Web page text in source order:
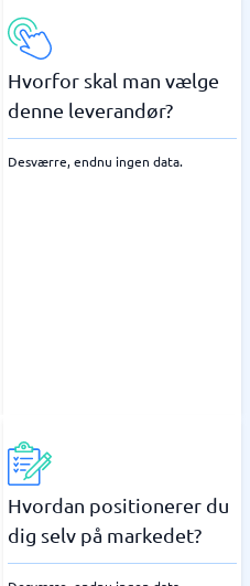
Hvorfor skal man vælge
denne leverandør?
Desværre, endnu ingen data.
Hvordan positionerer du
dig selv på markedet?